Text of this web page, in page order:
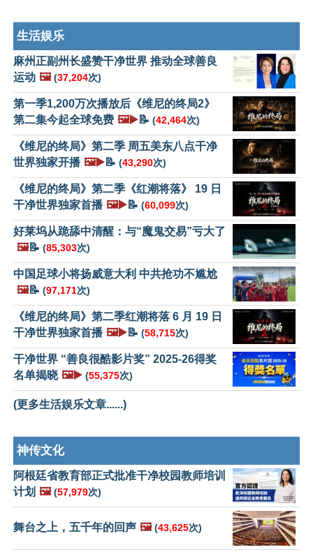
生活娱乐
麻州正副州长盛赞干净世界 推动全球善良
运动 🖼️ (37,204次)
第一季1,200万次播放后《维尼的终局2》
第二集今起全球免费 🖼️▶️📝 (42,464次)
《维尼的终局》第二季 周五美东八点干净
世界独家开播 🖼️▶️📝 (43,290次)
《维尼的终局》第二季《红潮将落》 19 日
干净世界独家首播 🖼️▶️📝 (60,099次)
好莱坞从跪舔中清醒：与“魔鬼交易”亏大了
🖼️📝 (85,303次)
中国足球小将扬威意大利 中共抢功不尴尬
🖼️📝 (97,171次)
《维尼的终局》第二季红潮将落 6 月 19 日
干净世界独家首播 🖼️▶️📝 (58,715次)
干净世界 “善良很酷影片奖” 2025-26得奖
名单揭晓 🖼️▶️ (55,375次)
(更多生活娱乐文章......)
神传文化
阿根廷省教育部正式批准干净校园教师培训
计划 🖼️ (57,979次)
舞台之上，五千年的回声 🖼️ (43,625次)